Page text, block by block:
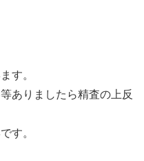
す。
ありましたら精査の上反
す。